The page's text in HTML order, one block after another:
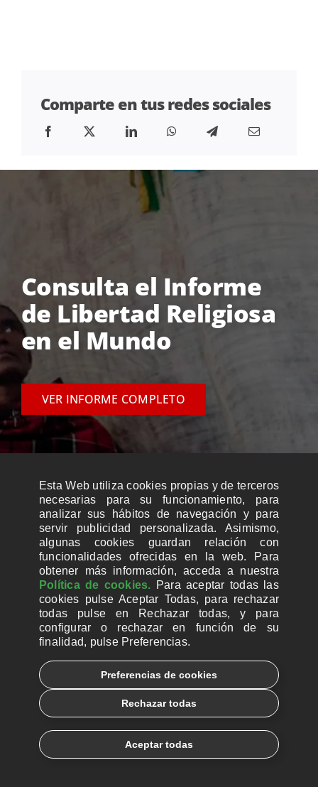
Comparte en tus redes sociales
Consulta el Informe
de Libertad Religiosa
en el Mundo
VER INFORME COMPLETO
Esta Web utiliza cookies propias y de terceros
necesarias para su funcionamiento, para
analizar sus hábitos de navegación y para
servir publicidad personalizada. Asimismo,
algunas cookies guardan relación con
funcionalidades ofrecidas en la web. Para
obtener más información, acceda a nuestra
Política de cookies. Para aceptar todas las
cookies pulse Aceptar Todas, para rechazar
todas pulse en Rechazar todas, y para
configurar o rechazar en función de su
finalidad, pulse Preferencias.
Preferencias de cookies
Rechazar todas
Aceptar todas